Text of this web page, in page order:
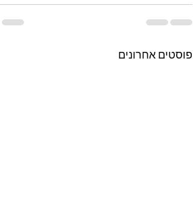
פוסטים אחרונים